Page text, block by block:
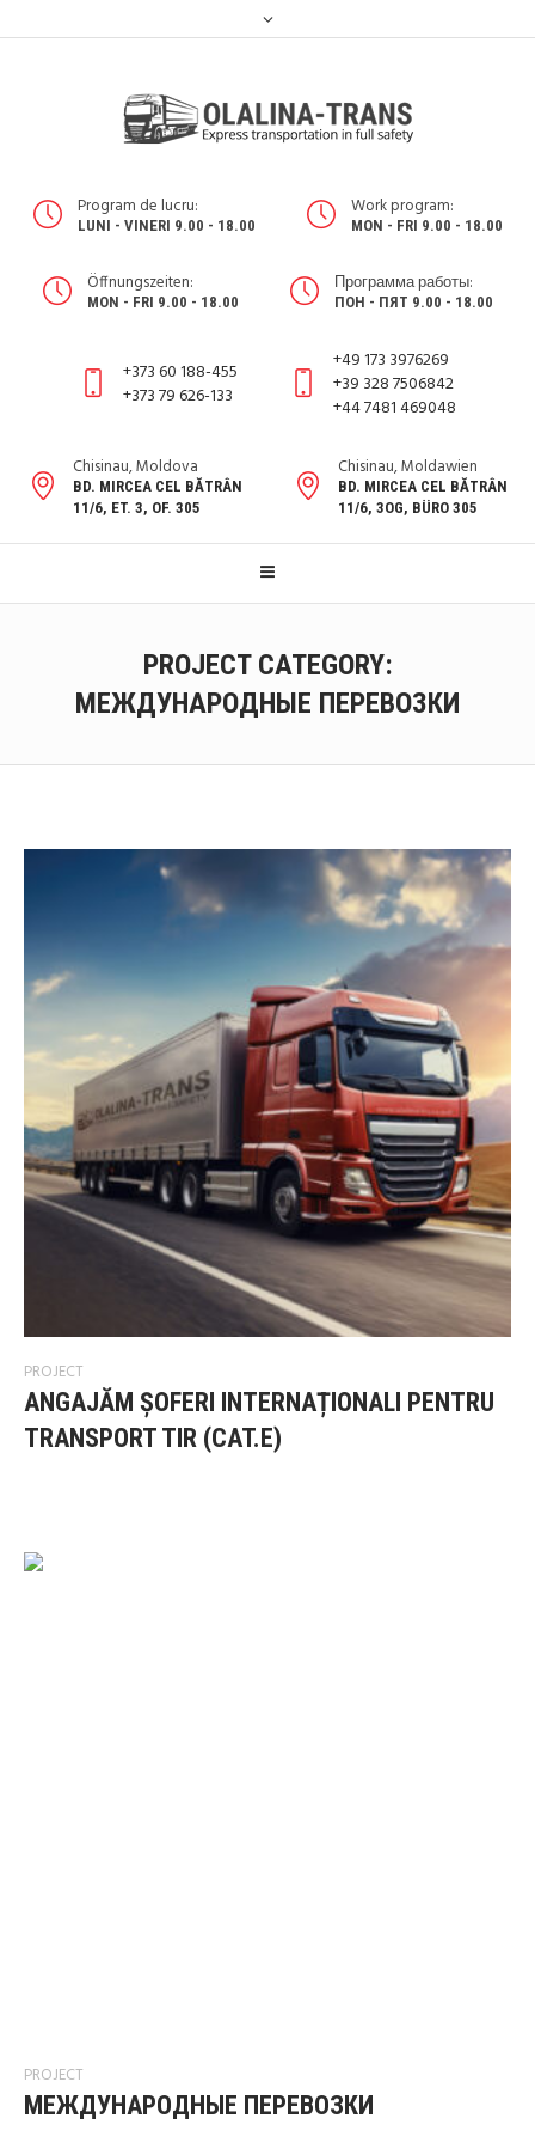
Program de lucru:
LUNI - VINERI 9.00 - 18.00
Work program:
MON - FRI 9.00 - 18.00
Öffnungszeiten:
MON - FRI 9.00 - 18.00
Программа работы:
ПОН - ПЯТ 9.00 - 18.00
+373 60 188-455
+373 79 626-133
+49 173 3976269
+39 328 7506842
+44 7481 469048
Chisinau, Moldova
BD. MIRCEA CEL BĂTRÂN
11/6, ET. 3, OF. 305
Chisinau, Moldawien
BD. MIRCEA CEL BĂTRÂN
11/6, 3OG, BÜRO 305
PROJECT CATEGORY:
МЕЖДУНАРОДНЫЕ ПЕРЕВОЗКИ
PROJECT
ANGAJĂM ȘOFERI INTERNAȚIONALI PENTRU
TRANSPORT TIR (CAT.E)
PROJECT
МЕЖДУНАРОДНЫЕ ПЕРЕВОЗКИ